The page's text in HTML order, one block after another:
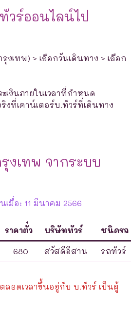
วร์ออนไลน์ไป
เทพ) > เลือกวันเดินทาง > เลือก
เงินภายในเวลาที่กำหนด
งที่เคาน์เตอร์บ.ทัวร์ที่เดินทาง
งเทพ จากระบบ
มื่อ: 11 มีนาคม 2566
ราคาตั๋ว บริษัททัวร์ ชนิดรถ
680 สวัสดีอีสาน รถทัวร์
อดเวลาขึ้นอยู่กับ บ.ทัวร์ เป็นผู้